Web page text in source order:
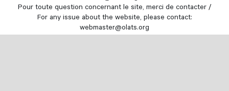
Pour toute question concernant le site, merci de contacter /
For any issue about the website, please contact:
webmaster@olats.org